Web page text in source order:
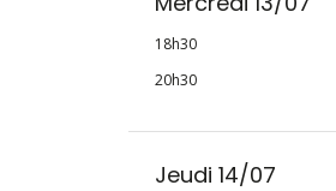
18h30
20h30
Jeudi 14/07